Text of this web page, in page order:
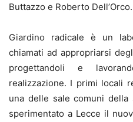
Buttazzo e Roberto Dell’Orco.
Giardino radicale è un
chiamati ad appropriarsi
progettandoli e
realizzazione. I primi locali
una delle sale comuni
sperimentato a Lecce il